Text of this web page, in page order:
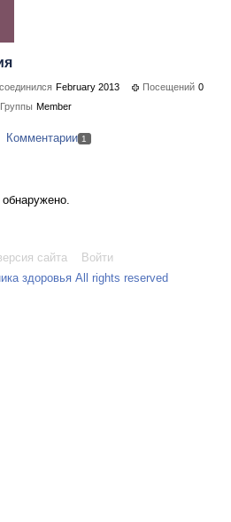
February 2013 Посещений 0
Группы Member
Комментарии 1
сайта
Войти
здоровья All rights reserved